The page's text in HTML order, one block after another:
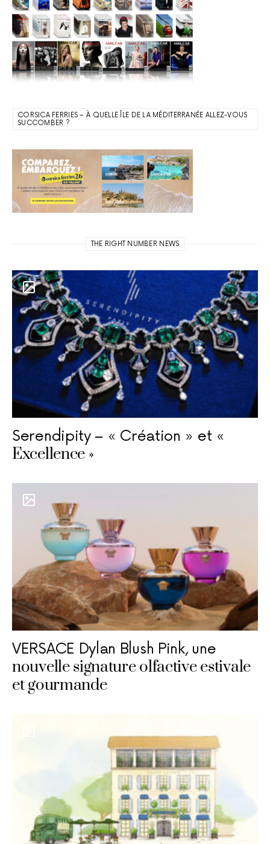
CORSICA FERRIES – À QUELLE ÎLE DE LA MÉDITERRANÉE ALLEZ-VOUS
SUCCOMBER ?
THE RIGHT NUMBER NEWS
Serendipity – « Création » et «
Excellence »
VERSACE Dylan Blush Pink, une
nouvelle signature olfactive estivale
et gourmande